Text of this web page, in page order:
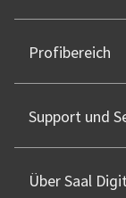
Profibereich
Support und
Über Saal